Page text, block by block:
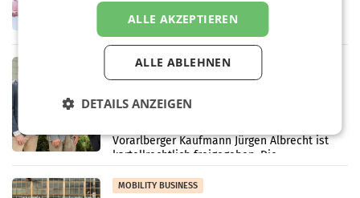
laufenden Modernisierungsoffensive
erneuert Penny zwei Filialen in Nieder- und
Oberösterreich. Die beiden Standorte liegen
RETAIL
Albrecht setzt ab 1.1.2027 auf Adeg
WIENER NEUDORF. – Die geplante
Vorarlberger Kaufmann Jürgen Albrecht ist
kartellrechtlich freigegeben: Die
Bundeswettbewerbsbehörde und der
Bundeskartellanwalt
MOBILITY BUSINESS
ALLE AKZEPTIEREN
ALLE ABLEHNEN
DETAILS ANZEIGEN